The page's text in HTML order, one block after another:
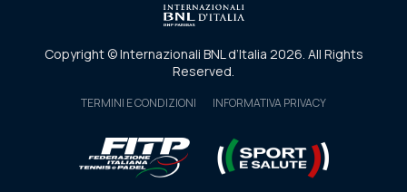
Copyright © Internazionali BNL d’Italia 2026. All Rights
Reserved.
TERMINI E CONDIZIONI INFORMATIVA PRIVACY